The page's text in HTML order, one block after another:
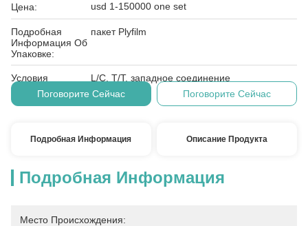
Цена: usd 1-150000 one set
Подробная
Информация Об
Упаковке:
пакет Plyfilm
Условия
Оплаты:
L/C, T/T, западное соединение
Поговорите Сейчас
Поговорите Сейчас
Подробная Информация Описание Продукта
Подробная Информация
Место Происхождения: